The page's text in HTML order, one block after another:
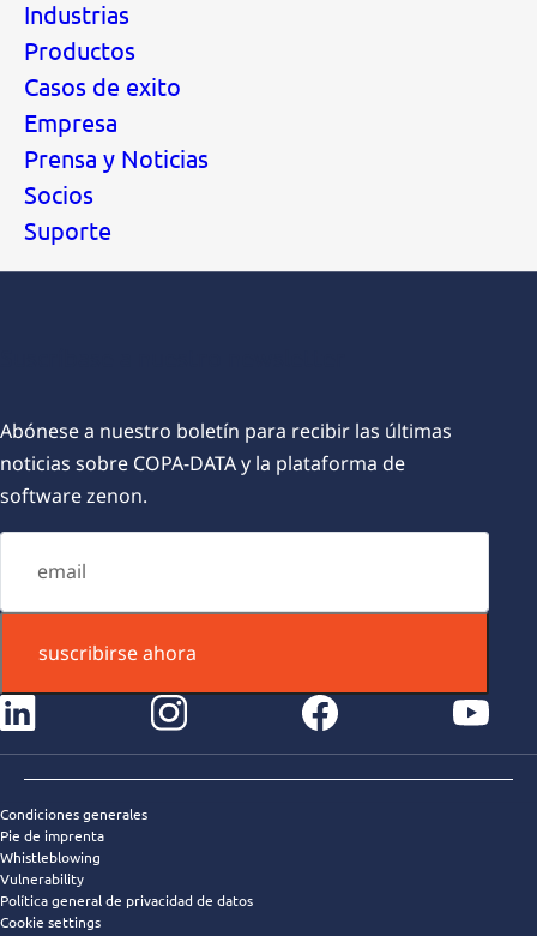
Industrias
Productos
Casos de exito
Empresa
Prensa y Noticias
Socios
Suporte
Abónese a nuestro boletín para recibir las últimas
noticias sobre COPA-DATA y la plataforma de
software zenon.
suscribirse ahora
facebook youtube
Condiciones generales
Pie de imprenta
Whistleblowing
Vulnerability
Política general de privacidad de datos
Cookie settings